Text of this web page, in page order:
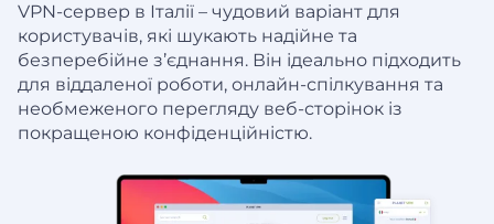
VPN-сервер в Італії – чудовий варіант для
користувачів, які шукають надійне та
безперебійне з’єднання. Він ідеально підходить
для віддаленої роботи, онлайн-спілкування та
необмеженого перегляду веб-сторінок із
покращеною конфіденційністю.